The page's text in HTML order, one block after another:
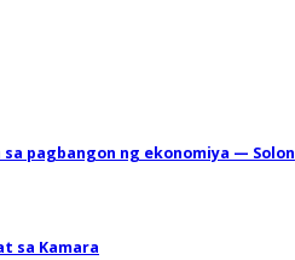
pagbangon ng ekonomiya — Solon
sa Kamara